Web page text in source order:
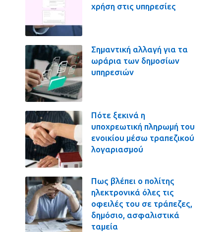
χρήση στις υπηρεσίες
Σημαντική αλλαγή για τα
ωράρια των δημοσίων
υπηρεσιών
Πότε ξεκινά η
υποχρεωτική πληρωμή του
ενοικίου μέσω τραπεζικού
λογαριασμού
Πως βλέπει ο πολίτης
ηλεκτρονικά όλες τις
οφειλές του σε τράπεζες,
δημόσιο, ασφαλιστικά
ταμεία